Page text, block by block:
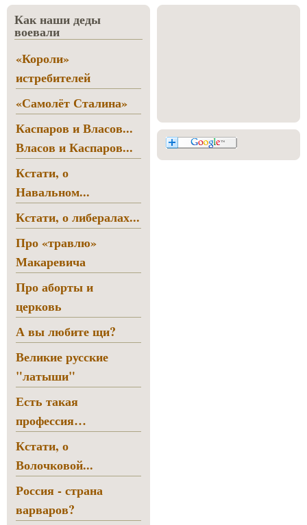
Как наши деды
воевали
«Короли»
истребителей
«Самолёт Сталина»
Каспаров и Власов...
Власов и Каспаров...
Кстати, о
Навальном...
Кстати, о либералах...
Про «травлю»
Макаревича
Про аборты и
церковь
А вы любите щи?
Великие русские
"латыши"
Есть такая
профессия…
Кстати, о
Волочковой...
Россия - страна
варваров?